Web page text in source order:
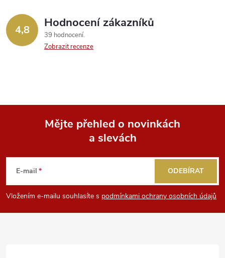
4,8 Hodnocení zákazníků
39 hodnocení
Zobrazit recenze
p
Mějte přehled o novinkách
a slevách
E-mail
Vložením e-mailu souhlasíte s podmínkami ochrany osobních údajů
ODEBÍRAT